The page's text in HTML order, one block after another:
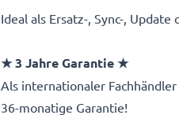
Ideal als Ersatz-, Sync-,
★ 3 Jahre Garantie ★
Als internationaler
36-monatige Garantie!